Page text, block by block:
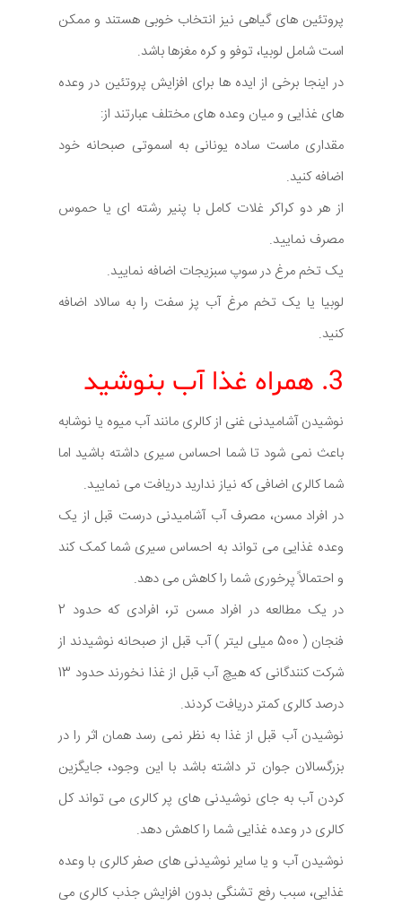
پروتئین های گیاهی نیز انتخاب خوبی هستند و ممکن
است شامل لوبیا، توفو و کره مغزها باشد.
در اینجا برخی از ایده ها برای افزایش پروتئین در وعده
های غذایی و میان وعده های مختلف عبارتند از:
مقداری ماست ساده یونانی به اسموتی صبحانه خود
اضافه کنید.
از هر دو کراکر غلات کامل با پنیر رشته ای یا حموس
مصرف نمایید.
یک تخم مرغ در سوپ سبزیجات اضافه نمایید.
لوبیا یا یک تخم مرغ آب پز سفت را به سالاد اضافه
کنید.
3. همراه غذا آب بنوشید
نوشیدن آشامیدنی غنی از کالری مانند آب میوه یا نوشابه
باعث نمی شود تا شما احساس سیری داشته باشید اما
شما کالری اضافی که نیاز ندارید دریافت می نمایید.
در افراد مسن، مصرف آب آشامیدنی درست قبل از یک
وعده غذایی می تواند به احساس سیری شما کمک کند
و احتمالاً پرخوری شما را کاهش می دهد.
در یک مطالعه در افراد مسن تر، افرادی که حدود 2
فنجان ( 500 میلی لیتر ) آب قبل از صبحانه نوشیدند از
شرکت کنندگانی که هیچ آب قبل از غذا نخورند حدود 13
درصد کالری کمتر دریافت کردند.
نوشیدن آب قبل از غذا به نظر نمی رسد همان اثر را در
بزرگسالان جوان تر داشته باشد با این وجود، جایگزین
کردن آب به جای نوشیدنی های پر کالری می تواند کل
کالری در وعده غذایی شما را کاهش دهد.
نوشیدن آب و یا سایر نوشیدنی های صفر کالری با وعده
غذایی، سبب رفع تشنگی بدون افزایش جذب کالری می